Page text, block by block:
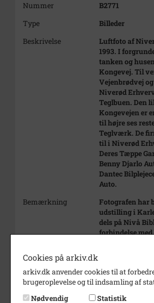
Nummer
B2771
Type
Billeder
Beskrivelse
Luftfoto af
1993. I
tanken og
Kongevej. Til
Vejenbrødvej
Niverød
Teglbuen. Den
Kongevejen er
til højre ses
Teglværk. De
til i Niverød
Deres Tæppe
Benny Djarlo
Dantec
Auto.
Bemærkning
Fotografen har
udstilling i
dels på Nivå
forbindelse
København i
Cookies på arkiv.dk
arkiv.dk anvender cookies til at
brugeroplevelse og til indsamling af
Nødvendig
Statistik